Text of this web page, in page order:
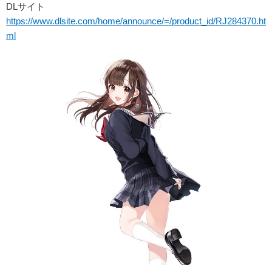
DLサイト
https://www.dlsite.com/home/announce/=/product_id/RJ284370.ht
ml